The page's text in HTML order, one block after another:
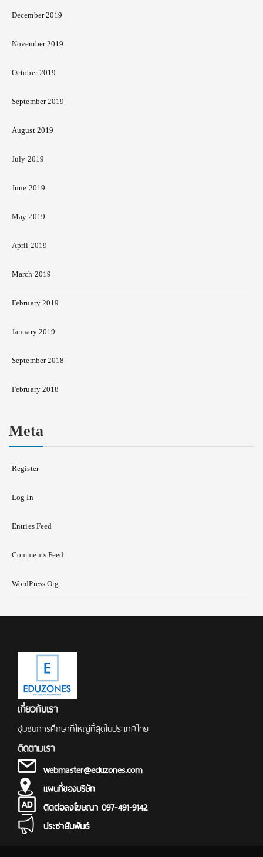
December 2019
November 2019
October 2019
September 2019
August 2019
July 2019
June 2019
May 2019
April 2019
March 2019
February 2019
January 2019
September 2018
February 2018
Meta
Register
Log In
Entries Feed
Comments Feed
WordPress.org
เกี่ยวกับเรา
ชุมชนการศึกษาที่ใหญ่ที่สุดในประเทศไทย
ติดตามเรา
webmaster@eduzones.com
แผนที่ของบริษัท
ติดต่อลงโฆษณา 097-491-9142
ประชาสัมพันธ์